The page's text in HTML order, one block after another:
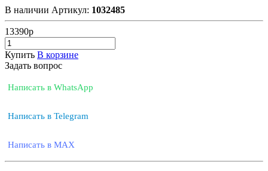
В наличии Артикул: 1032485
13390р
Купить В корзине
Задать вопрос
Написать в WhatsApp
Написать в Telegram
Написать в MAX